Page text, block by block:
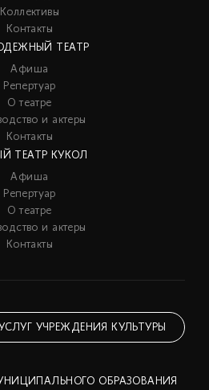
Коллективы
Контакты
ТЕАТР
Афиша
Репертуар
О театре
и актеры
Контакты
ТЕАТР КУКОЛ
Афиша
Репертуар
О театре
и актеры
Контакты
УЧРЕЖДЕНИЯ КУЛЬТУРЫ
ОБРАЗОВАНИЯ